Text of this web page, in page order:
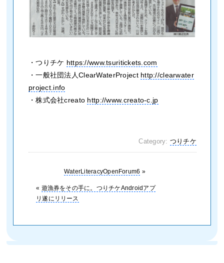
・つりチケ https://www.tsuritickets.com
・一般社団法人ClearWaterProject http://clearwater
project.info
・株式会社creato http://www.creato-c.jp
Category: つりチケ
WaterLiteracyOpenForum6 »
« 遊漁券をその手に。つりチケAndroidアプ
リ遂にリリース